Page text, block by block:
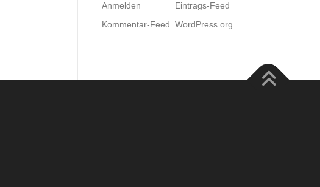
Anmelden
Eintrags-Feed
Kommentar-Feed WordPress.org